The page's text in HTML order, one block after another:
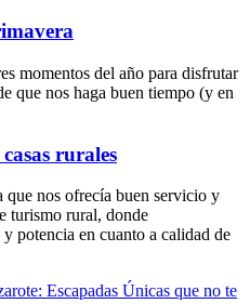
momentos del año para disfrutar
que nos haga buen tiempo (y en
rurales
que nos ofrecía buen servicio y
turismo rural, donde
potencia en cuanto a calidad de
Escapadas Únicas que no te